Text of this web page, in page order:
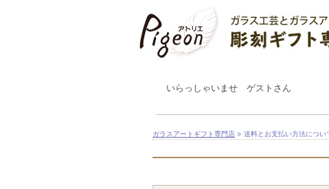
いらっしゃいませ ゲストさん
ガラスアートギフト専門店 > 送料とお支払い方法につい